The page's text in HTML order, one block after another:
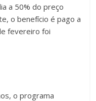
a 50% do preço
o benefício é pago a
fevereiro foi
o programa